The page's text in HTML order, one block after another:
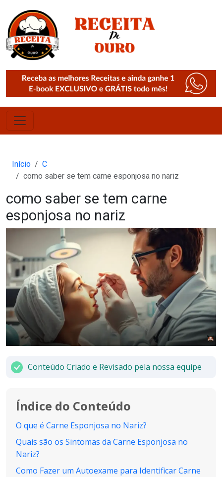
Início
C
como saber se tem carne esponjosa no nariz
como saber se tem carne
esponjosa no nariz
Conteúdo Criado e Revisado pela nossa equipe
Índice do Conteúdo
O que é Carne Esponjosa no Nariz?
Quais são os Sintomas da Carne Esponjosa no
Nariz?
Como Fazer um Autoexame para Identificar Carne